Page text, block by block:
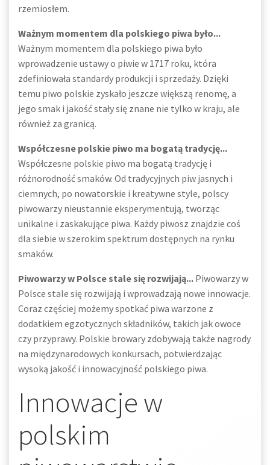
rzemiosłem.
Ważnym momentem dla polskiego piwa było...
Ważnym momentem dla polskiego piwa było
wprowadzenie ustawy o piwie w 1717 roku, która
zdefiniowała standardy produkcji i sprzedaży. Dzięki
temu piwo polskie zyskało jeszcze większą renomę, a
jego smak i jakość stały się znane nie tylko w kraju, ale
również za granicą.
Współczesne polskie piwo ma bogatą tradycję...
Współczesne polskie piwo ma bogatą tradycję i
różnorodność smaków. Od tradycyjnych piw jasnych i
ciemnych, po nowatorskie i kreatywne style, polscy
piwowarzy nieustannie eksperymentują, tworząc
unikalne i zaskakujące piwa. Każdy piwosz znajdzie coś
dla siebie w szerokim spektrum dostępnych na rynku
smaków.
Piwowarzy w Polsce stale się rozwijają... Piwowarzy w
Polsce stale się rozwijają i wprowadzają nowe innowacje.
Coraz częściej możemy spotkać piwa warzone z
dodatkiem egzotycznych składników, takich jak owoce
czy przyprawy. Polskie browary zdobywają także nagrody
na międzynarodowych konkursach, potwierdzając
wysoką jakość i innowacyjność polskiego piwa.
Innowacje w
polskim